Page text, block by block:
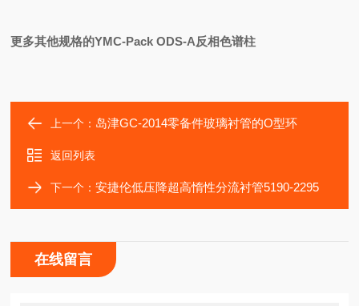
更多其他规格的YMC-Pack ODS-A反相色谱柱
上一个： 岛津GC-2014零备件玻璃衬管的O型环
返回列表
下一个：安捷伦低压降超高惰性分流衬管5190-2295
在线留言